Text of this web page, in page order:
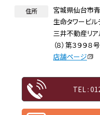
住所
宮城県仙台市
生命タワービル
三井不動産リ
（８）第３９９８号
店舗ページ
TEL :